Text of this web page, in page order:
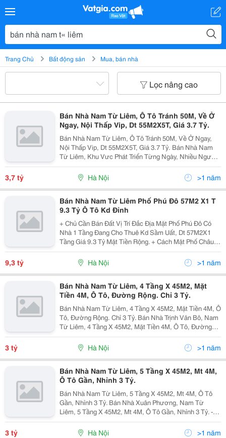
Trang Chủ Bất động sản Mua, bán nhà
Lọc nâng cao
Bán Nhà Nam Từ Liêm, Ô Tô Tránh 50M, Về Ở
Ngay, Nội Thấp Vip, Dt 55M2X5T, Giá 3.7 Tỷ.
Bán Nhà Nam Từ Liêm, Ô Tô Tránh 50M, Về Ở Ngay,
Nội Thấp Vip, Dt 55M2X5T, Giá 3.7 Tỷ. Bán Nhà Nam
Từ Liêm, Khu Vưc Phát Triển Từng Ngày, Nhiều Người
Tìm Kiếm Có Thông Số : + Diện Tích : 55M2 X 5 Tầng, +
Mặt Tiền : 4.5 M Mô Tả + Nhà Chủ Tự Xây...
3,7 tỷ Hà Nội >1 năm
Bán Nhà Nam Từ Liêm Phố Phú Đô 57M2 X1 T
9.3 Tỷ Ô Tô Kd Đỉnh
+ Chủ Cần Bán Đất Vị Trí Đắc Địa Mặt Phố Phú Đô Có
Nhà 1 Tầng Đang Cho Thuê Kd Sầm Uất, Dt 57M2X1
Tầng Giá 9.3 Tỷ Mặt Tiền Rộng. + Cách Mặt Phố Châu
Văn Liêm 30M, Đại Lộ Thăng Long 50M. Giao Thông
Thuận Tiện Trung Tâm Mỹ Đình, Khu Cnc Láng Hòa...
9,3 tỷ Hà Nội >1 năm
Bán Nhà Nam Từ Liêm, 4 Tầng X 45M2, Mặt
Tiền 4M, Ô Tô, Đường Rộng. Chỉ 3 Tỷ.
Bán Nhà Nam Từ Liêm, 4 Tầng X 45M2, Mặt Tiền 4M, Ô
Tô, Đường Rộng. Chỉ 3 Tỷ. Bán Nhà Trịnh Văn Bô, Nam
Từ Liêm, 4 Tầng X 45M2, Mặt Tiền 4M, Ô Tô, Đường
Rộng. Chỉ 3 Tỷ. - Vị Trí Nhà Đẹp Gần Phố, Đường Rộng
Thoáng Đi Cầu Diễn, Mỹ Đình Rất Gần. - Khu...
3 tỷ Hà Nội >1 năm
Bán Nhà Nam Từ Liêm, 5 Tầng X 45M2, Mt 4M,
Ô Tô Gần, Nhỉnh 3 Tỷ.
Bán Nhà Nam Từ Liêm, 5 Tầng X 45M2, Mt 4M, Ô Tô
Gần, Nhỉnh 3 Tỷ. Bán Nhà Xuân Phương, Nam Từ
Liêm, 5 Tầng X 45M2, Mt 4M, Ô Tô Gần, Nhỉnh 3 Tỷ. -
Nhà Ở Ngõ 324 Xuân Phương, Đường Rộng Rãi Ô Tô
Chạy Vòng Quanh. - Nhà Chủ Tự Xây Còn Đẹp Lắm. -
3 tỷ Hà Nội >1 năm